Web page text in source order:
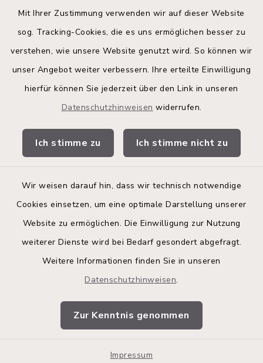
Mit Ihrer Zustimmung verwenden wir auf dieser Website
sog. Tracking-Cookies, die es uns ermöglichen besser zu
verstehen, wie unsere Website genutzt wird. So können wir
unser Angebot weiter verbessern. Ihre erteilte Einwilligung
hierfür können Sie jederzeit über den Link in unseren
Datenschutzhinweisen widerrufen.
Ich stimme zu Ich stimme nicht zu
Wir weisen darauf hin, dass wir technisch notwendige
Cookies einsetzen, um eine optimale Darstellung unserer
Website zu ermöglichen. Die Einwilligung zur Nutzung
weiterer Dienste wird bei Bedarf gesondert abgefragt.
Weitere Informationen finden Sie in unseren
Datenschutzhinweisen.
Zur Kenntnis genommen
Impressum
Quicklinks
Land Schleswig-Holstein
Kita-Portal
Bürgerinformationsbroschüre
Barrierefreiheit
Impressum
Sitemap